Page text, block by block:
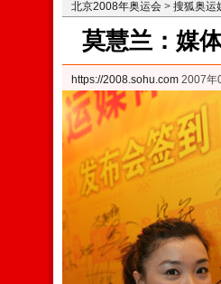
北京2008年奥运会 > 搜狐奥运
莫慧兰：媒
https://2008.sohu.com 2007年